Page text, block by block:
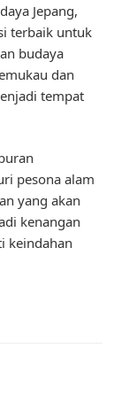
Jepang,
terbaik untuk
budaya
dan
tempat
pesona alam
yang akan
kenangan
keindahan